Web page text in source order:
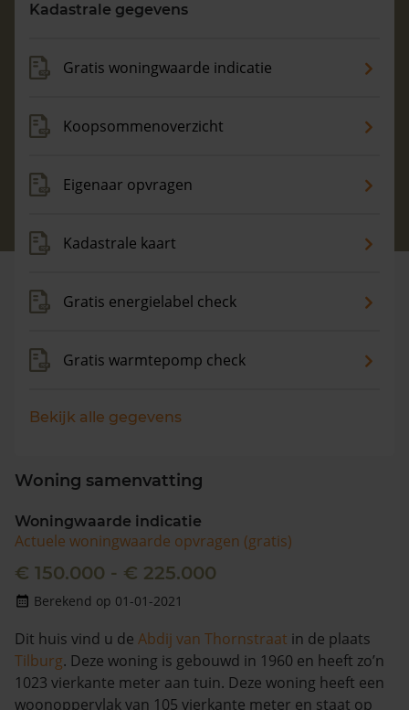
088 220 4200
Kadastrale gegevens
Gratis woningwaarde indicatie
Koopsommenoverzicht
Eigenaar opvragen
Kadastrale kaart
Gratis energielabel check
Gratis warmtepomp check
Bekijk alle gegevens
Woning samenvatting
Woningwaarde indicatie
Actuele woningwaarde opvragen (gratis)
€ 150.000 - € 225.000
Berekend op 01-01-2021
Dit huis vind u de Abdij van Thornstraat in de plaats
Tilburg. Deze woning is gebouwd in 1960 en heeft zo’n
1023 vierkante meter aan tuin. Deze woning heeft een
woonoppervlak van 105 vierkante meter en staat op